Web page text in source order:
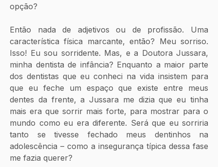
opção?
Então nada de adjetivos ou de profissão. Uma
característica física marcante, então? Meu sorriso.
Isso! Eu sou sorridente. Mas, e a Doutora Jussara,
minha dentista de infância? Enquanto a maior parte
dos dentistas que eu conheci na vida insistem para
que eu feche um espaço que existe entre meus
dentes da frente, a Jussara me dizia que eu tinha
mais era que sorrir mais forte, para mostrar para o
mundo como eu era diferente. Será que eu sorriria
tanto se tivesse fechado meus dentinhos na
adolescência – como a insegurança típica dessa fase
me fazia querer?